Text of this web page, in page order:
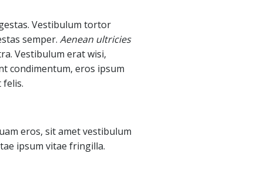
Vestibulum tortor
semper. Aenean ultricies
Vestibulum erat wisi,
condimentum, eros ipsum
eros, sit amet vestibulum
ipsum vitae fringilla.